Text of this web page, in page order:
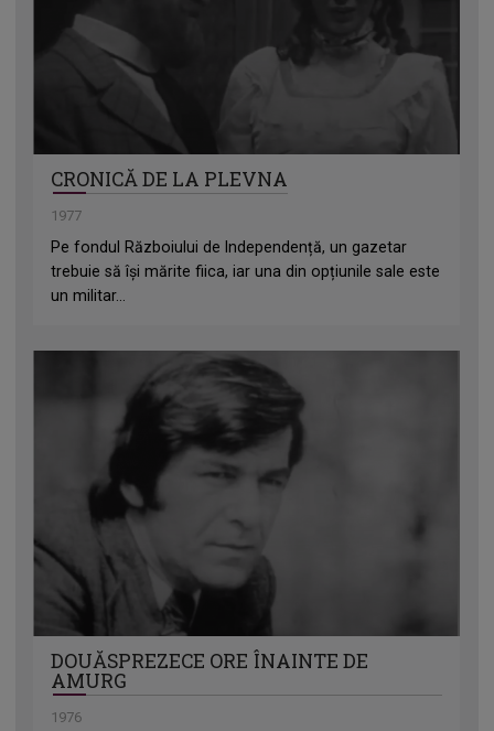
CRONICĂ DE LA PLEVNA
1977
Pe fondul Războiului de Independență, un gazetar
trebuie să își mărite fiica, iar una din opțiunile sale este
un militar...
DOUĂSPREZECE ORE ÎNAINTE DE
AMURG
1976